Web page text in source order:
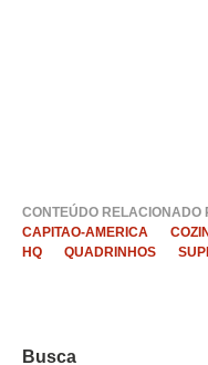
CONTEÚDO RELACIONADO
CAPITAO-AMERICA
HQ
QUADRINHOS
Busca